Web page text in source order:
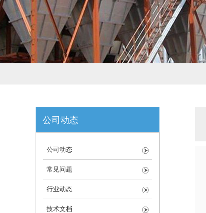
公司动态
公司动态
常见问题
行业动态
技术文档